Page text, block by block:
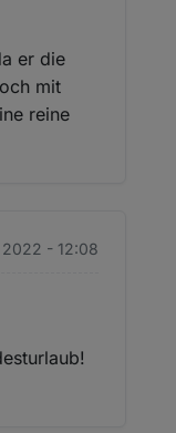
er die
mit
reine
- 12:08